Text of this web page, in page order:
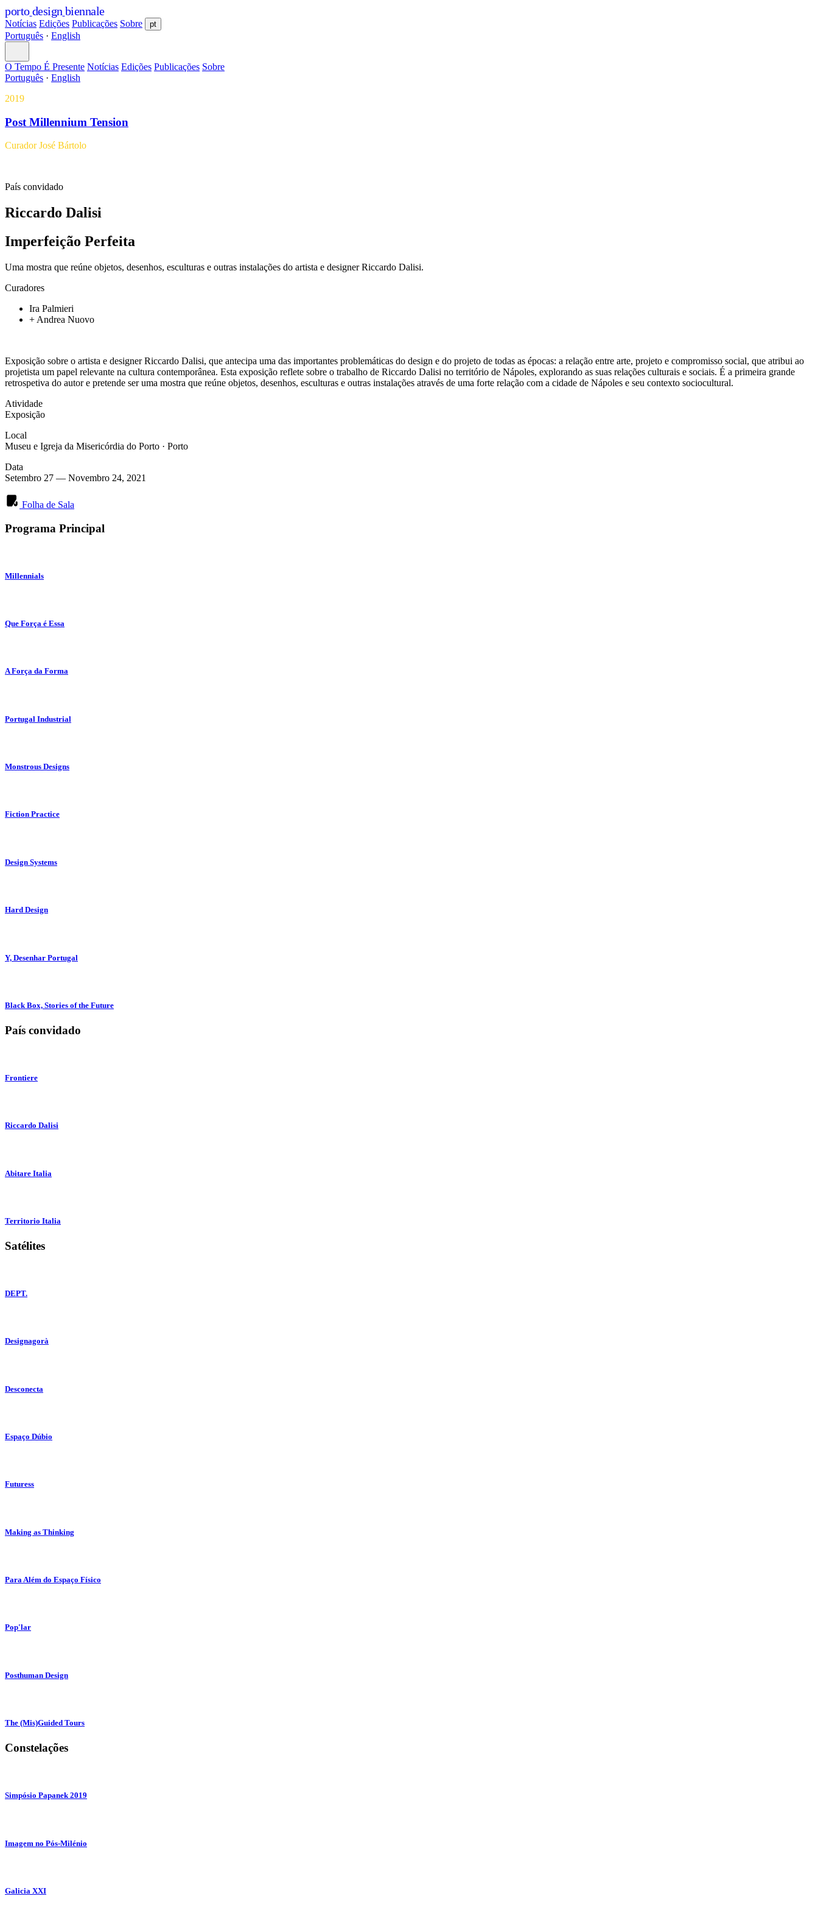
porto design biennale
Notícias Edições Publicações Sobre pt
Português · English
O Tempo É Presente Notícias Edições Publicações Sobre
Português · English
2019
Post Millennium Tension
CuradorJosé Bártolo
País convidado
Riccardo Dalisi
Imperfeição Perfeita
Uma mostra que reúne objetos, desenhos, esculturas e outras instalações do artista e designer Riccardo Dalisi.
Curadores
Ira Palmieri
+ Andrea Nuovo
Exposição sobre o artista e designer Riccardo Dalisi, que antecipa uma das importantes problemáticas do design e do projeto de todas as épocas: a relação entre arte, projeto e compromisso social, que atribui ao
projetista um papel relevante na cultura contemporânea. Esta exposição reflete sobre o trabalho de Riccardo Dalisi no território de Nápoles, explorando as suas relações culturais e sociais. É a primeira grande
retrospetiva do autor e pretende ser uma mostra que reúne objetos, desenhos, esculturas e outras instalações através de uma forte relação com a cidade de Nápoles e seu contexto sociocultural.
Atividade
Exposição
Local
Museu e Igreja da Misericórdia do Porto · Porto
Data
Setembro 27 — Novembro 24, 2021
Folha de Sala
Programa Principal
Millennials
Que Força é Essa
A Força da Forma
Portugal Industrial
Monstrous Designs
Fiction Practice
Design Systems
Hard Design
Y, Desenhar Portugal
Black Box, Stories of the Future
País convidado
Frontiere
Riccardo Dalisi
Abitare Italia
Territorio Italia
Satélites
DEPT.
Designagorà
Desconecta
Espaço Dúbio
Futuress
Making as Thinking
Para Além do Espaço Físico
Pop'lar
Posthuman Design
The (Mis)Guided Tours
Constelações
Simpósio Papanek 2019
Imagem no Pós-Milénio
Galicia XXI